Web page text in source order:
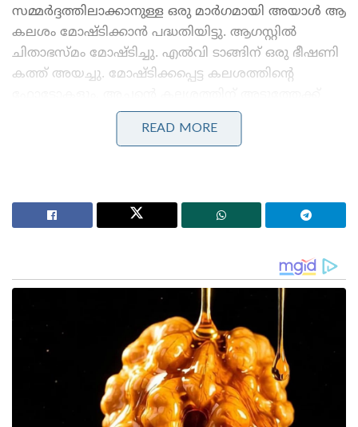
സമ്മർദ്ദത്തിലാക്കാനുള്ള ഒരു മാർഗമായി അയാൾ ആ
കലശം മോഷ്ടിക്കാൻ പദ്ധതിയിട്ടു. ആഗസ്റ്റിൽ
ചിതാഭസ്മം മോഷ്ടിച്ചു. എൽവി ടാങ്ങിന് ഒരു ഭീഷണി
കത്ത് അയച്ചു. മോഷ്ടിക്കപ്പെട്ട കലശത്തിന്റെ
തിരിച്ചുവന്നില്ലെങ്കിൽ ‘ഇനി ഒരിക്കലും തന്റെ അച്ഛനെ
കാണില്ല’ എന്ന സന്ദേശവും അതിൽ ഉണ്ടായിരുന്നു.
Stories you may like
പ്രൊപ്പോസൽ ഇന്ത്യയ്ക്ക് സമർപ്പിച്ച് ഫ്രാൻസ്
മോദിയെ ഫോണിൽ വിളിച്ച് നെതന്യാഹു :
പശ്ചിമേഷ്യൻ പ്രതിസന്ധിയിലെ നയതന്ത്ര ബന്ധവും
പ്രാദേശിക സുരക്ഷയും ചർച്ചയായി
തുടർന്ന് പോലീസ് നടത്തിയ സെമിത്തേരി
പരിശോധനയിൽ, കലശം സൂക്ഷിച്ചിരുന്ന അറ
തകർത്തതായും, കലശവും ഫലകവും
READ MORE